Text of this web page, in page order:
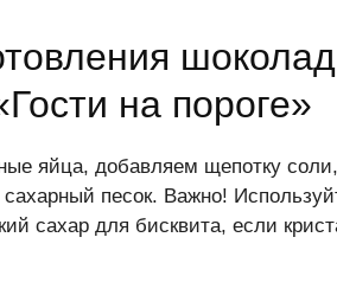
на пороге»
яйца, добавляем щепотку
песок. Важно!
сахар для бисквита, если